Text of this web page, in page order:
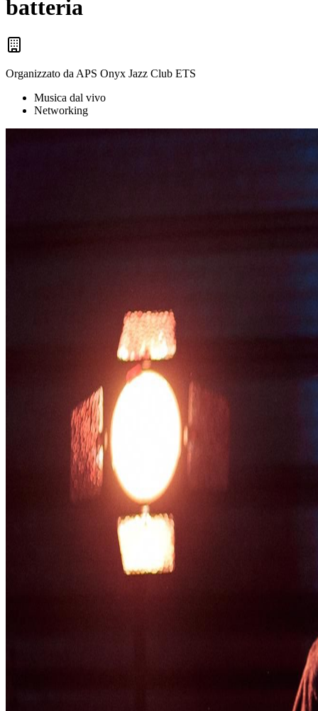
batteria
Organizzato da APS Onyx Jazz Club ETS
Musica dal vivo
Networking